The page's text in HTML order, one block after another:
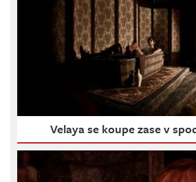
Velaya se koupe zase v